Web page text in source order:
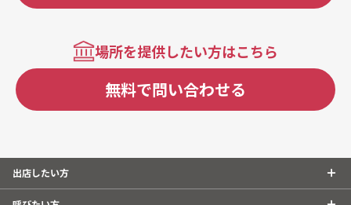
場所を提供したい方はこちら
無料で問い合わせる
出店したい方